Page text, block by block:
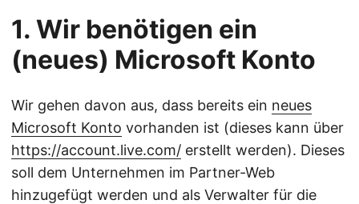
1. Wir benötigen ein
(neues) Microsoft Konto
Wir gehen davon aus, dass bereits ein neues
Microsoft Konto vorhanden ist (dieses kann über
https://account.live.com/ erstellt werden). Dieses
soll dem Unternehmen im Partner-Web
hinzugefügt werden und als Verwalter für die